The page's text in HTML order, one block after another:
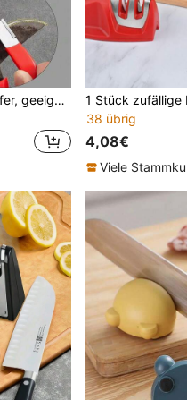
1/2 Stücke Messerschärfer, geeignet für Obstbaumscheren, Messerschärfwerkzeuge, Haushalts-Schleifsteine, schnelle Messerschärfgeräte, Küchenutensilien, tragbare Haushalts-Schärfer, praktische und kompakte Schärfwerkzeuge
38 übrig
4,08€
Viele